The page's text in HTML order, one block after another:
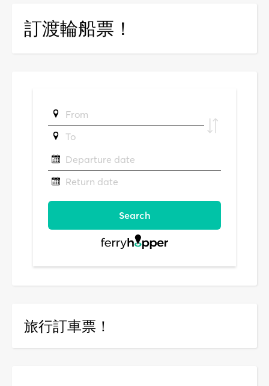
訂渡輪船票！
旅行訂車票！